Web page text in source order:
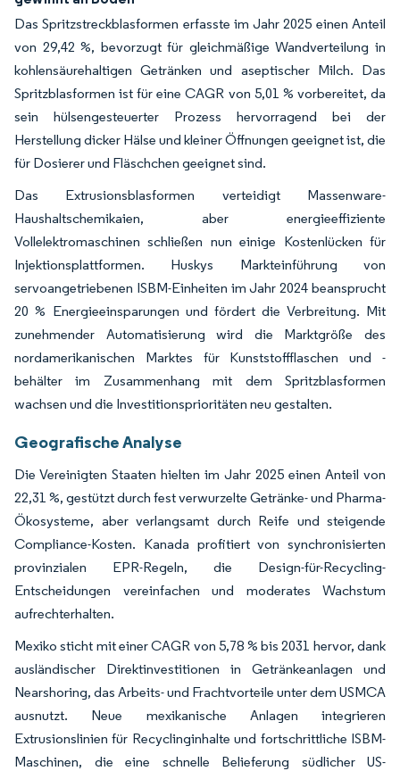
Das Spritzstreckblasformen erfasste im Jahr 2025 einen Anteil
von 29,42 %, bevorzugt für gleichmäßige Wandverteilung in
kohlensäurehaltigen Getränken und aseptischer Milch. Das
Spritzblasformen ist für eine CAGR von 5,01 % vorbereitet, da
sein hülsengesteuerter Prozess hervorragend bei der
Herstellung dicker Hälse und kleiner Öffnungen geeignet ist, die
für Dosierer und Fläschchen geeignet sind.
Das Extrusionsblasformen verteidigt Massenware-
Haushaltschemikaien, aber energieeffiziente
Vollelektromaschinen schließen nun einige Kostenlücken für
Injektionsplattformen. Huskys Markteinführung von
servoangetriebenen ISBM-Einheiten im Jahr 2024 beansprucht
20 % Energieeinsparungen und fördert die Verbreitung. Mit
zunehmender Automatisierung wird die Marktgröße des
nordamerikanischen Marktes für Kunststoffflaschen und -
behälter im Zusammenhang mit dem Spritzblasformen
wachsen und die Investitionsprioritäten neu gestalten.
Geografische Analyse
Die Vereinigten Staaten hielten im Jahr 2025 einen Anteil von
22,31 %, gestützt durch fest verwurzelte Getränke- und Pharma-
Ökosysteme, aber verlangsamt durch Reife und steigende
Compliance-Kosten. Kanada profitiert von synchronisierten
provinzialen EPR-Regeln, die Design-für-Recycling-
Entscheidungen vereinfachen und moderates Wachstum
aufrechterhalten.
Mexiko sticht mit einer CAGR von 5,78 % bis 2031 hervor, dank
ausländischer Direktinvestitionen in Getränkeanlagen und
Nearshoring, das Arbeits- und Frachtvorteile unter dem USMCA
ausnutzt. Neue mexikanische Anlagen integrieren
Extrusionslinien für Recyclinginhalte und fortschrittliche ISBM-
Maschinen, die eine schnelle Belieferung südlicher US-